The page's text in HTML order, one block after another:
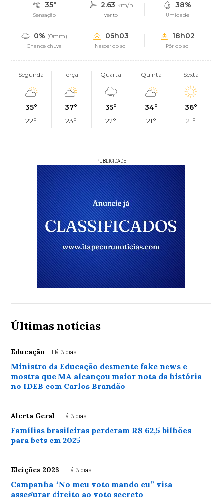
35°
Sensação
2.63 km/h
Vento
38%
Umidade
0% (0mm)
Chance chuva
06h03
Nascer do sol
18h02
Pôr do sol
Segunda
35°
22°
Terça
37°
23°
Quarta
35°
22°
Quinta
34°
21°
Sexta
36°
21°
PUBLICIDADE
Últimas notícias
Educação Há 3 dias
Ministro da Educação desmente fake news e
mostra que MA alcançou maior nota da história
no IDEB com Carlos Brandão
Alerta Geral Há 3 dias
Famílias brasileiras perderam R$ 62,5 bilhões
para bets em 2025
Eleições 2026 Há 3 dias
Campanha “No meu voto mando eu” visa
assegurar direito ao voto secreto